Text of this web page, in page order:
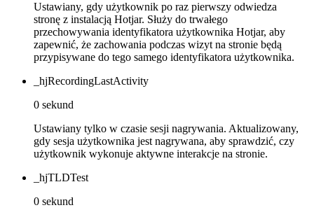
Ustawiany, gdy użytkownik po raz pierwszy odwiedza
stronę z instalacją Hotjar. Służy do trwałego
przechowywania identyfikatora użytkownika Hotjar, aby
zapewnić, że zachowania podczas wizyt na stronie będą
przypisywane do tego samego identyfikatora użytkownika.
_hjRecordingLastActivity
0 sekund
Ustawiany tylko w czasie sesji nagrywania. Aktualizowany,
gdy sesja użytkownika jest nagrywana, aby sprawdzić, czy
użytkownik wykonuje aktywne interakcje na stronie.
_hjTLDTest
0 sekund